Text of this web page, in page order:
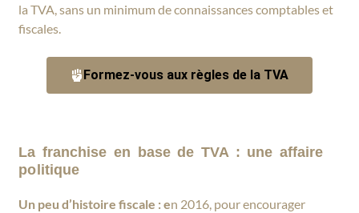
la TVA, sans un minimum de connaissances comptables et
fiscales.
Formez-vous aux règles de la TVA
La franchise en base de TVA : une affaire
politique
Un peu d’histoire fiscale : en 2016, pour encourager